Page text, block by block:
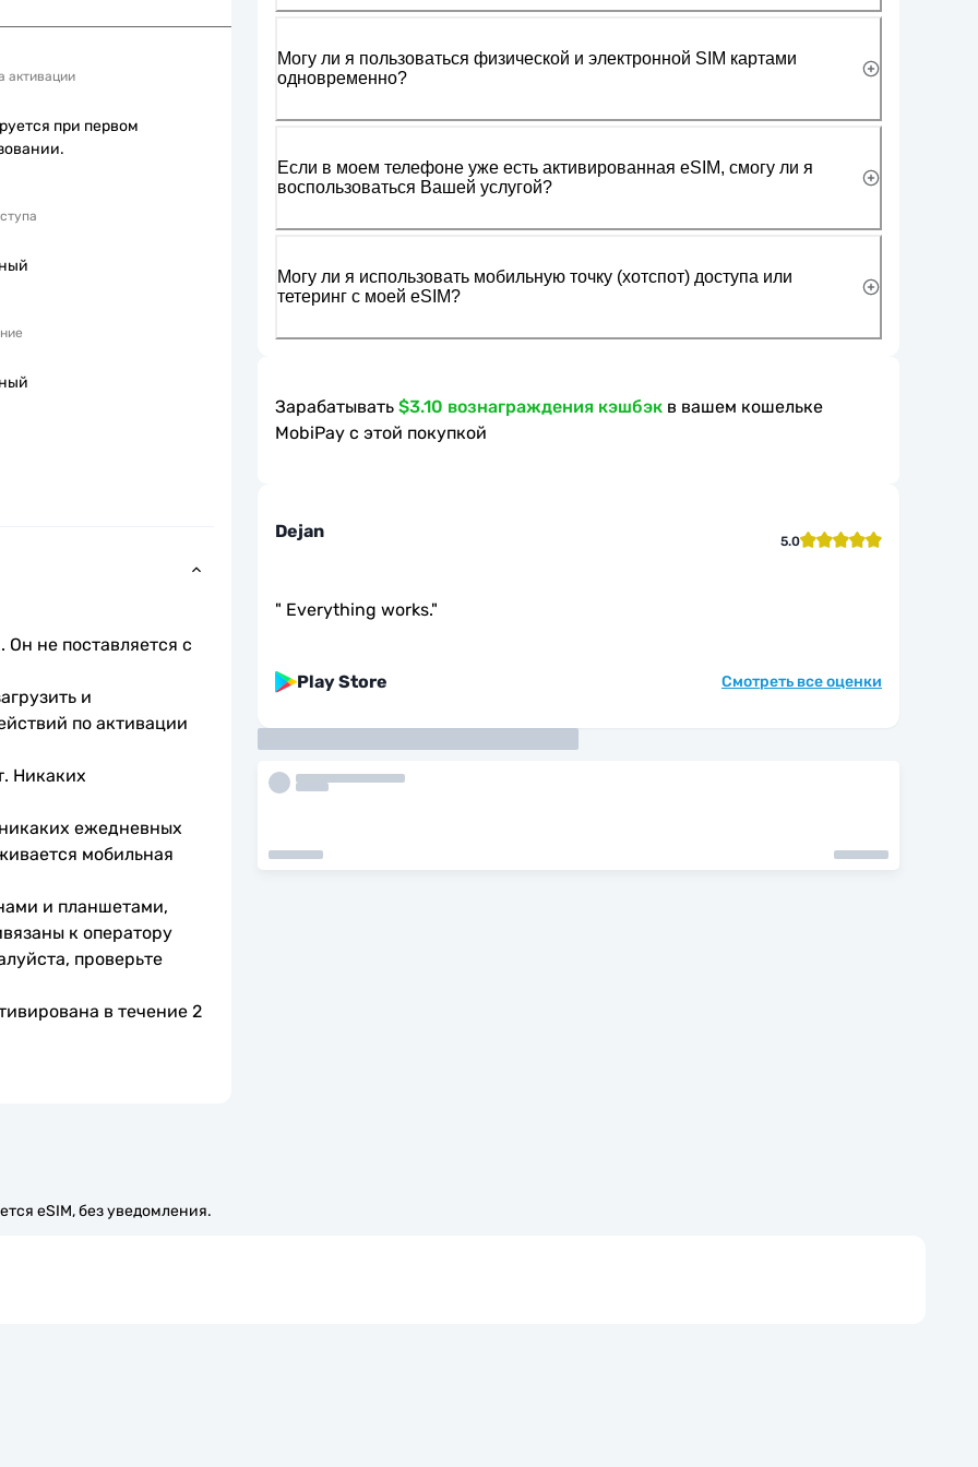
активации
при первом
Он не поставляется с
и
по активации
Никаких
ежедневных
мобильная
и планшетами,
к оператору
проверьте
в течение 2
eSIM, без уведомления.
Могу ли я пользоваться физической и электронной SIM картами
одновременно?
Если в моем телефоне уже есть активированная eSIM, смогу ли я
воспользоваться Вашей услугой?
Могу ли я использовать мобильную точку (хотспот) доступа или
тетеринг с моей eSIM?
Зарабатывать $3.10 вознаграждения кэшбэк в вашем кошельке
MobiPay с этой покупкой
Dejan 5.0
" Everything works."
Play Store Смотреть все оценки